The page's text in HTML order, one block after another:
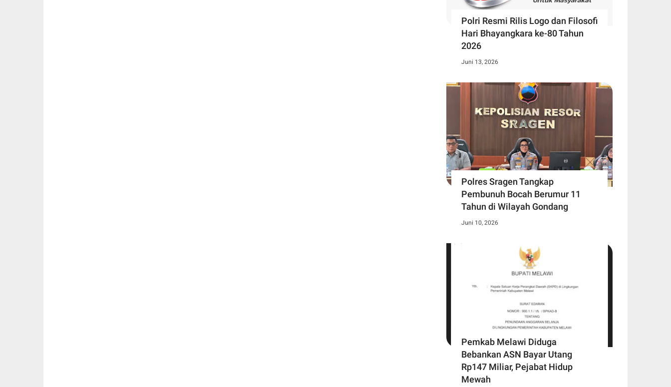
Polri Resmi Rilis Logo dan Filosofi
Hari Bhayangkara ke-80 Tahun
2026
Juni 13, 2026
Polres Sragen Tangkap
Pembunuh Bocah Berumur 11
Tahun di Wilayah Gondang
Juni 10, 2026
Pemkab Melawi Diduga
Bebankan ASN Bayar Utang
Rp147 Miliar, Pejabat Hidup
Mewah